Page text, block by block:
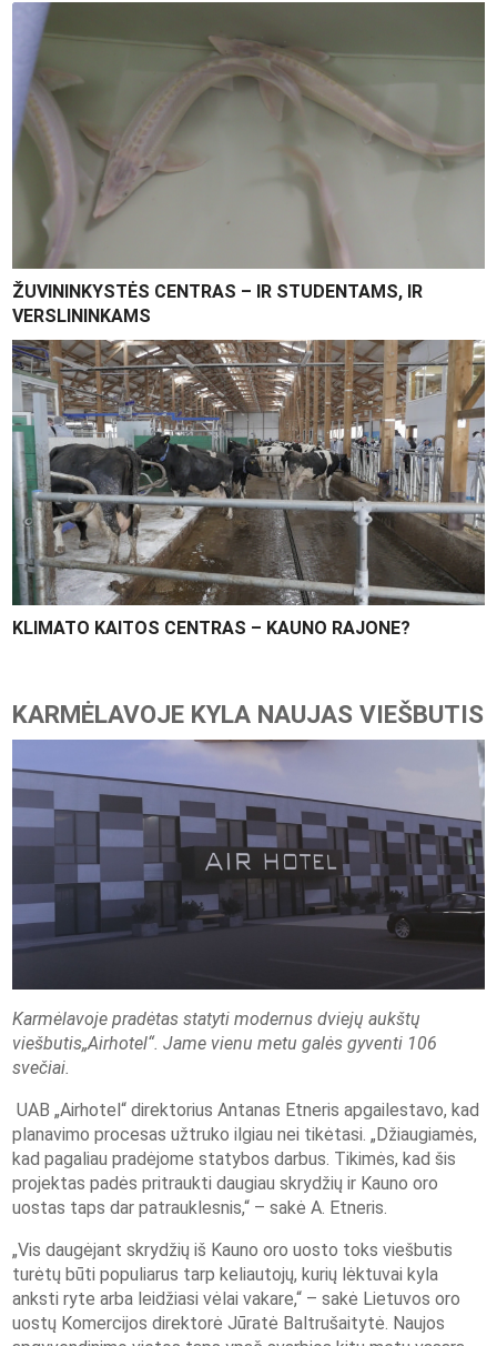
ŽUVININKYSTĖS CENTRAS – IR STUDENTAMS, IR
VERSLININKAMS
KLIMATO KAITOS CENTRAS – KAUNO RAJONE?
KARMĖLAVOJE KYLA NAUJAS VIEŠBUTIS
Karmėlavoje pradėtas statyti modernus dviejų aukštų
viešbutis„Airhotel“. Jame vienu metu galės gyventi 106
svečiai.
UAB „Airhotel“ direktorius Antanas Etneris apgailestavo, kad
planavimo procesas užtruko ilgiau nei tikėtasi. „Džiaugiamės,
kad pagaliau pradėjome statybos darbus. Tikimės, kad šis
projektas padės pritraukti daugiau skrydžių ir Kauno oro
uostas taps dar patrauklesnis,“ – sakė A. Etneris.
„Vis daugėjant skrydžių iš Kauno oro uosto toks viešbutis
turėtų būti populiarus tarp keliautojų, kurių lėktuvai kyla
anksti ryte arba leidžiasi vėlai vakare,“ – sakė Lietuvos oro
uostų Komercijos direktorė Jūratė Baltrušaitytė. Naujos